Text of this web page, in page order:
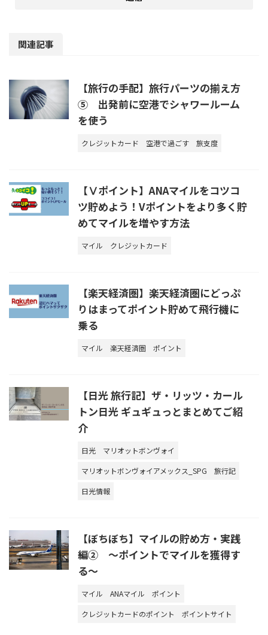
関連記事
【旅行の手配】旅行パーツの揃え方
⑤ 出発前に空港でシャワールーム
を使う
クレジットカード 空港で過ごす 旅支度
【Ⅴポイント】ANAマイルをコツコ
ツ貯めよう！Vポイントをより多く貯
めてマイルを増やす方法
マイル クレジットカード
【楽天経済圏】楽天経済圏にどっぷ
りはまってポイント貯めて飛行機に
乗る
マイル 楽天経済圏 ポイント
【日光 旅行記】ザ・リッツ・カール
トン日光 ギュギュっとまとめてご紹
介
日光
マリオットボンヴォイ
マリオットボンヴォイアメックス_SPG
旅行記
日光情報
【ぼちぼち】マイルの貯め方・実践
編② ～ポイントでマイルを獲得す
る～
マイル ANAマイル
ポイント
クレジットカードのポイント
ポイントサイト